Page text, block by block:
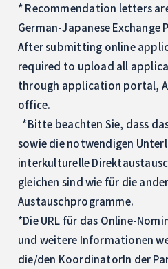
* Recommendation letters
German-Japanese Exchange
After submitting online
required to upload all
through application portal,
office.
*Bitte beachten Sie, dass
sowie die notwendigen
interkulturelle
gleichen sind wie für die
Austauschprogramme.
*Die URL für das Online-
und weitere Informationen
die/den KoordinatorIn der